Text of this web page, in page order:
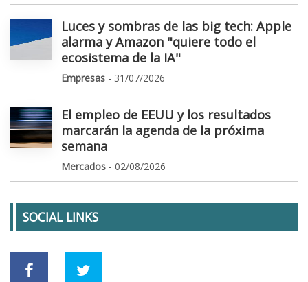
Luces y sombras de las big tech: Apple
alarma y Amazon "quiere todo el
ecosistema de la IA"
Empresas - 31/07/2026
El empleo de EEUU y los resultados
marcarán la agenda de la próxima
semana
Mercados - 02/08/2026
SOCIAL LINKS